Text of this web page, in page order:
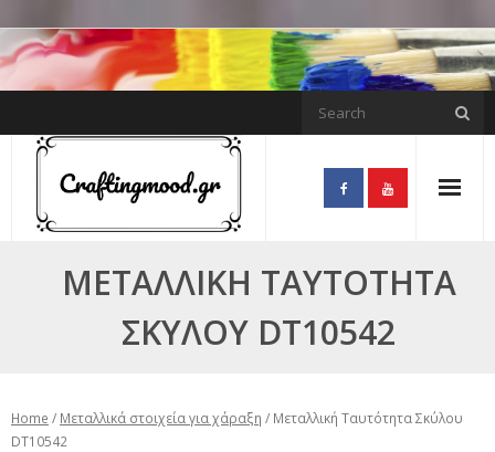
Skip
to
content
ΜΕΤΑΛΛΙΚΉ ΤΑΥΤΌΤΗΤΑ
ΣΚΎΛΟΥ DT10542
Home / Μεταλλικά στοιχεία για χάραξη / Μεταλλική Ταυτότητα Σκύλου
DT10542